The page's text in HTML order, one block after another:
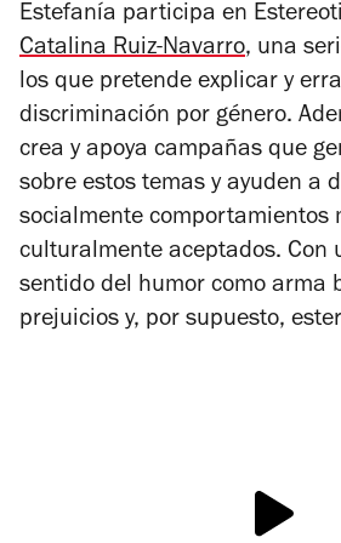
Estefanía participa en
Catalina Ruiz-Navarro, una
los que pretende explicar y
discriminación por género.
crea y apoya campañas que
sobre estos temas y ayuden a
socialmente comportamientos
culturalmente aceptados. Con
sentido del humor como arma
prejuicios y, por supuesto,